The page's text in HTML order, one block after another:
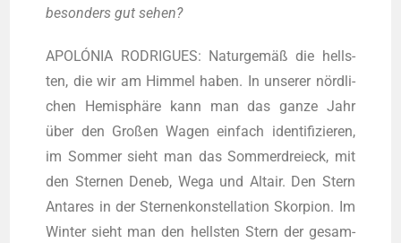
beson­ders gut sehen?
APOLÓNIA RODRIGUES: Natur­ge­mäß die hells­
ten, die wir am Him­mel haben. In unse­rer nörd­li­
chen Hemi­sphä­re kann man das gan­ze Jahr
über den Gro­ßen Wagen ein­fach iden­ti­fi­zie­ren,
im Som­mer sieht man das Som­mer­drei­eck, mit
den Ster­nen Deneb, Wega und Alta­ir. Den Stern
Ant­ares in der Ster­nen­kon­stel­la­ti­on Skor­pi­on. Im
Win­ter sieht man den hells­ten Stern der gesam­